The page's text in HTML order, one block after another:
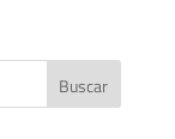
Buscar